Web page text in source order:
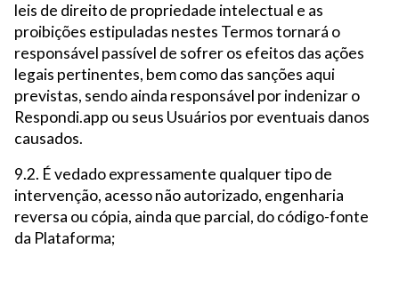
leis de direito de propriedade intelectual e as
proibições estipuladas nestes Termos tornará o
responsável passível de sofrer os efeitos das ações
legais pertinentes, bem como das sanções aqui
previstas, sendo ainda responsável por indenizar o
Respondi.app ou seus Usuários por eventuais danos
causados.
9.2. É vedado expressamente qualquer tipo de
intervenção, acesso não autorizado, engenharia
reversa ou cópia, ainda que parcial, do código-fonte
da Plataforma;